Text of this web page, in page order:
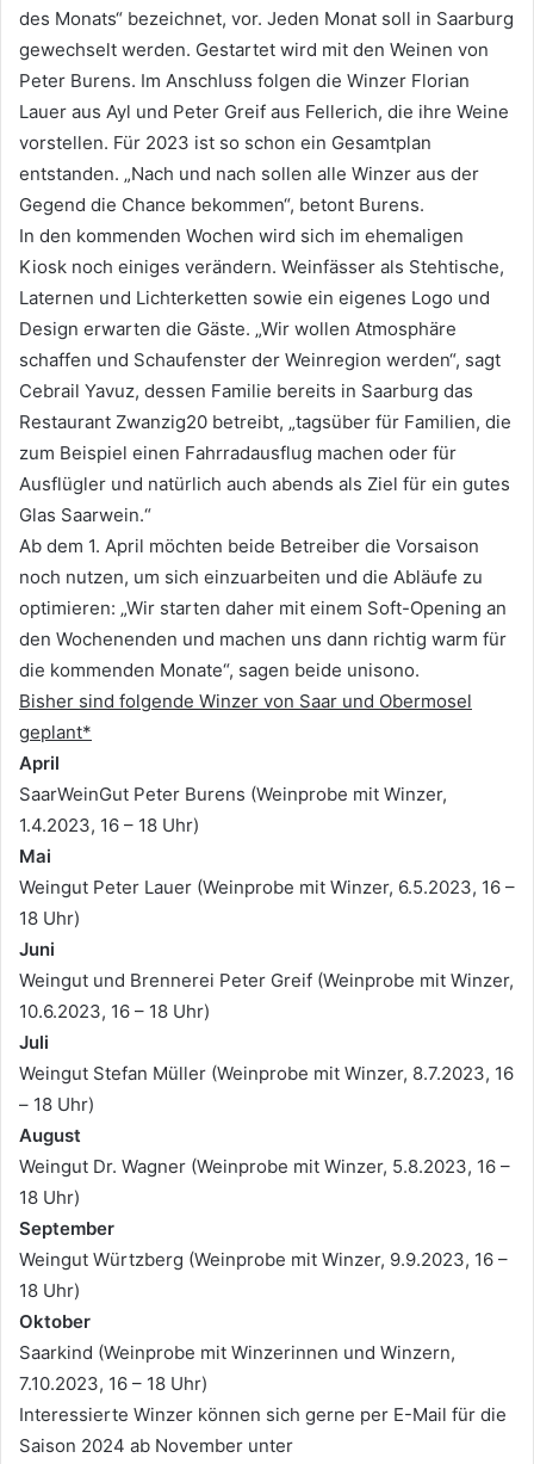
des Monats“ bezeichnet, vor. Jeden Monat soll in Saarburg
gewechselt werden. Gestartet wird mit den Weinen von
Peter Burens. Im Anschluss folgen die Winzer Florian
Lauer aus Ayl und Peter Greif aus Fellerich, die ihre Weine
vorstellen. Für 2023 ist so schon ein Gesamtplan
entstanden. „Nach und nach sollen alle Winzer aus der
Gegend die Chance bekommen“, betont Burens.
In den kommenden Wochen wird sich im ehemaligen
Kiosk noch einiges verändern. Weinfässer als Stehtische,
Laternen und Lichterketten sowie ein eigenes Logo und
Design erwarten die Gäste. „Wir wollen Atmosphäre
schaffen und Schaufenster der Weinregion werden“, sagt
Cebrail Yavuz, dessen Familie bereits in Saarburg das
Restaurant Zwanzig20 betreibt, „tagsüber für Familien, die
zum Beispiel einen Fahrradausflug machen oder für
Ausflügler und natürlich auch abends als Ziel für ein gutes
Glas Saarwein.“
Ab dem 1. April möchten beide Betreiber die Vorsaison
noch nutzen, um sich einzuarbeiten und die Abläufe zu
optimieren: „Wir starten daher mit einem Soft-Opening an
den Wochenenden und machen uns dann richtig warm für
die kommenden Monate“, sagen beide unisono.
Bisher sind folgende Winzer von Saar und Obermosel
geplant*
April
SaarWeinGut Peter Burens (Weinprobe mit Winzer,
1.4.2023, 16 – 18 Uhr)
Mai
Weingut Peter Lauer (Weinprobe mit Winzer, 6.5.2023, 16 –
18 Uhr)
Juni
Weingut und Brennerei Peter Greif (Weinprobe mit Winzer,
10.6.2023, 16 – 18 Uhr)
Juli
Weingut Stefan Müller (Weinprobe mit Winzer, 8.7.2023, 16
– 18 Uhr)
August
Weingut Dr. Wagner (Weinprobe mit Winzer, 5.8.2023, 16 –
18 Uhr)
September
Weingut Würtzberg (Weinprobe mit Winzer, 9.9.2023, 16 –
18 Uhr)
Oktober
Saarkind (Weinprobe mit Winzerinnen und Winzern,
7.10.2023, 16 – 18 Uhr)
Interessierte Winzer können sich gerne per E-Mail für die
Saison 2024 ab November unter